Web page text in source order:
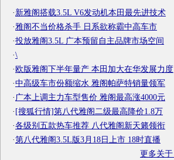
·新雅阁搭载3.5L V6发动机本田最先进技术
·雅阁不当价格杀手 日系欲称霸中高车市
·投放雅阁3.5L 广本预留自主品牌市场空间
·\
·欧版雅阁下半年量产 本田加大在华发展力度
·中高级车市份额缩水 雅阁帕萨特销量领军
· 广本上调主力车型售价 雅阁最高涨4000元
·[搜狐行情]第八代雅阁二级最高降价1.8万
·各级别五款热车推荐 八代雅阁新天籁领衔
·第八代雅阁3.5L版3月18日上市 18时直播
更多关于